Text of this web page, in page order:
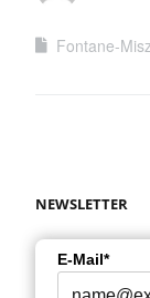
Fontane-
NEWSLETTER
E-Mail*